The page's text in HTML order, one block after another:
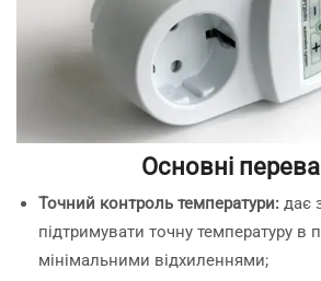
Основні
Точний контроль температури: дає
підтримувати точну температуру в
мінімальними відхиленнями;